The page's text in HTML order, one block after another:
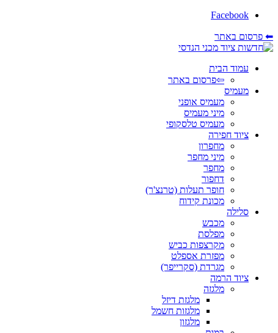
Facebook
⬅ פרסום באתר
עמוד הבית
⇦פרסום באתר
מעמיס
מעמיס אופני
מיני מעמיס
מעמיס טלסקופי
ציוד חפירה
מחפרון
מיני מחפר
מחפר
דחפור
חופר תעלות (טרנצ'ר)
מכונת קידוח
סלילה
מכבש
מפלסת
מקרצפות כביש
מפזרת אספלט
מגרדת (סקרייפר)
ציוד הרמה
מלגזה
מלגזת דיזל
מלגזות חשמל
מלגזון